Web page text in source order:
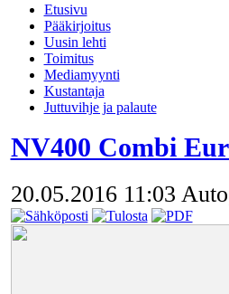
Etusivu
Pääkirjoitus
Uusin lehti
Toimitus
Mediamyynti
Kustantaja
Juttuvihje ja palaute
NV400 Combi
20.05.2016 11:03